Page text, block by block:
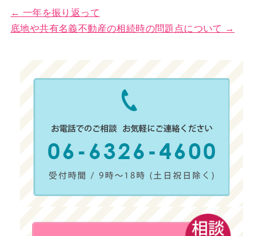
前
後
← 一年を振り返って
底地や共有名義不動産の相続時の問題点について →